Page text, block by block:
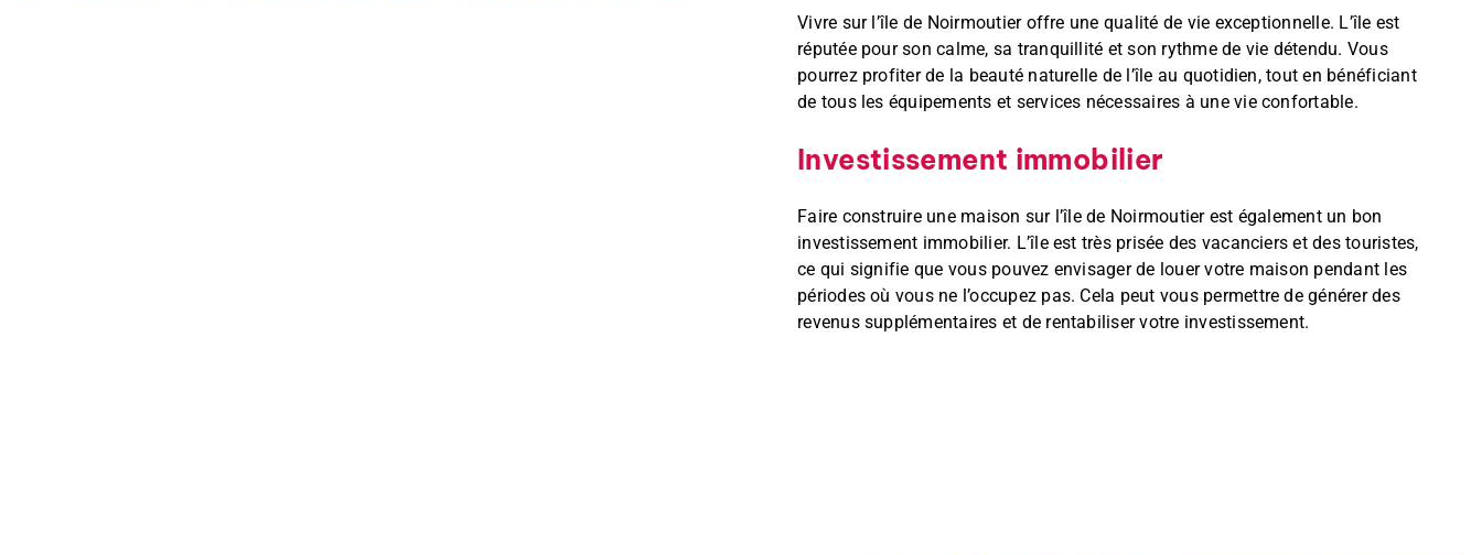
Vivre sur l’île de Noirmoutier offre une qualité de vie exceptionnelle. L’île est
réputée pour son calme, sa tranquillité et son rythme de vie détendu. Vous
pourrez profiter de la beauté naturelle de l’île au quotidien, tout en bénéficiant
de tous les équipements et services nécessaires à une vie confortable.
Investissement immobilier
Faire construire une maison sur l’île de Noirmoutier est également un bon
investissement immobilier. L’île est très prisée des vacanciers et des touristes,
ce qui signifie que vous pouvez envisager de louer votre maison pendant les
périodes où vous ne l’occupez pas. Cela peut vous permettre de générer des
revenus supplémentaires et de rentabiliser votre investissement.